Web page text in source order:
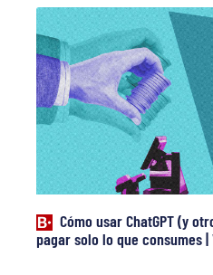
Cómo usar ChatGPT (y
pagar solo lo que consumes |